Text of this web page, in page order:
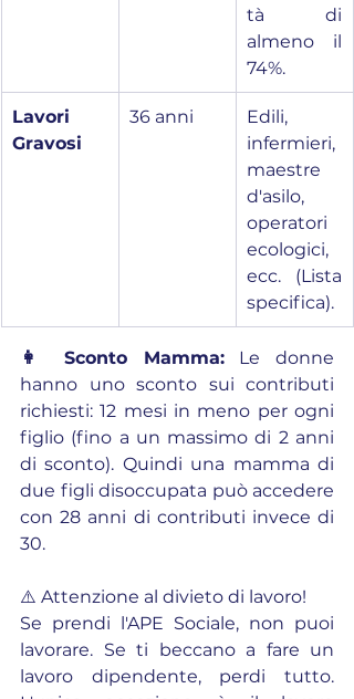
tà di
almeno il
74%.
Lavori
Gravosi
36 anni
Edili,
infermieri,
maestre
d'asilo,
operatori
ecologici,
ecc. (Lista
specifica).
👩 Sconto Mamma: Le donne
hanno uno sconto sui contributi
richiesti: 12 mesi in meno per ogni
figlio (fino a un massimo di 2 anni
di sconto). Quindi una mamma di
due figli disoccupata può accedere
con 28 anni di contributi invece di
30.
⚠️ Attenzione al divieto di lavoro!
Se prendi l'APE Sociale, non puoi
lavorare. Se ti beccano a fare un
lavoro dipendente, perdi tutto.